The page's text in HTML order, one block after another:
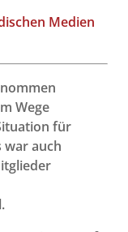
Medien
Wege
für
war auch